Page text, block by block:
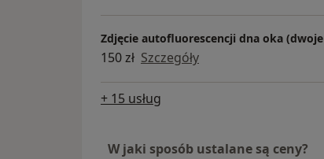
Zdjęcie autofluorescencji dna oka
150 zł Szczegóły
+ 15 usług
W jaki sposób ustalane są ceny?